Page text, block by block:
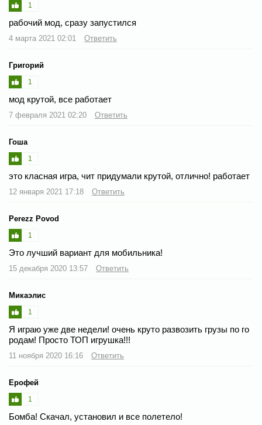
1
рабочий мод, сразу запустился
4 марта 2021 02:01 Ответить
Григорий
1
мод крутой, все работает
7 февраля 2021 02:20 Ответить
Гоша
1
это класная игра, чит придумали крутой, отлично! работает
12 января 2021 17:18 Ответить
Perezz Povod
1
Это лучший вариант для мобильника!
15 декабря 2020 13:57 Ответить
Микаэлис
1
Я играю уже две недели! очень круто развозить грузы по го
родам! Просто ТОП игрушка!!!
11 ноября 2020 16:16 Ответить
Ерофей
1
Бомба! Скачал, установил и все полетело!